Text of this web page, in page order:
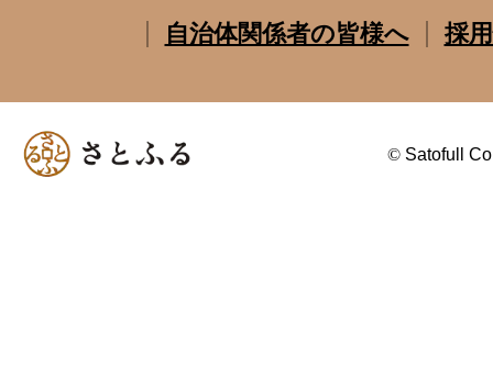
自治体関係者の皆様へ
採
© Satofull